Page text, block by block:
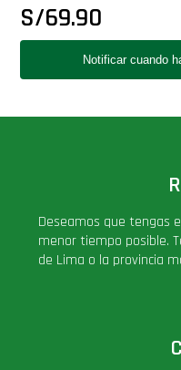
S/69.90
Deseamos que tengas
menor tiempo posible.
de Lima o la provincia